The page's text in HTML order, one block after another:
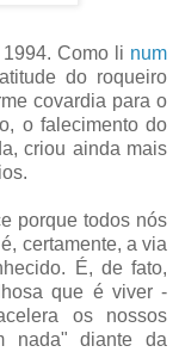
Como li num
do roqueiro
covardia para o
o falecimento do
criou ainda mais
porque todos nós
certamente, a via
É, de fato,
que é viver -
os nossos
nada" diante da